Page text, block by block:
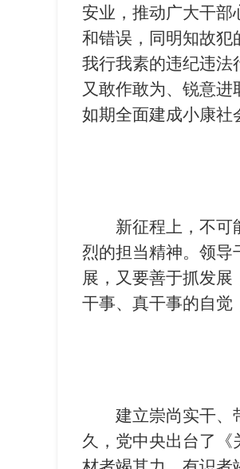
安业，推动广大干部
和错误，同明知故犯
我行我素的违纪违法
又敢作敢为、锐意
如期全面建成小康社
新征程上，不可
烈的担当精神。领导
展，又要善于抓发
干事、真干事的自觉
建立崇尚实干、
久，党中央出台了《